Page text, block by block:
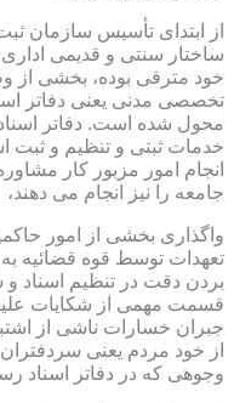
از ابتدای تأسیس سازمان
ساختار سنتی و قدیمی
خود مترقی بوده، بخشی از
تخصصی مدنی یعنی دفاتر
محول شده است. دفاتر
خدمات ثبتی و تنظیم و ثبت
انجام امور مزبور کار
جامعه را نیز انجام می دهند،
واگذاری بخشی از امور
تعهدات توسط قوه قضائیه
بردن دقت در تنظیم اسناد
قسمت مهمی از شکایات
جبران خسارات ناشی از
از خود مردم یعنی
وجوهی که در دفاتر